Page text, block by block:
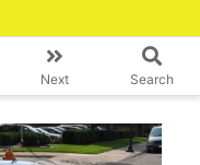
Next Search